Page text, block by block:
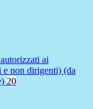
ai
non dirigenti) (da
20